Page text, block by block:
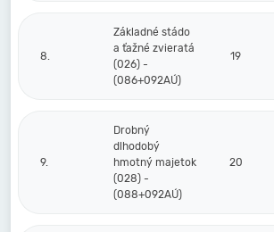
8.
Základné stádo
a ťažné zvieratá
(026) -
(086+092AÚ)
19
9.
Drobný
dlhodobý
hmotný majetok
(028) -
(088+092AÚ)
20